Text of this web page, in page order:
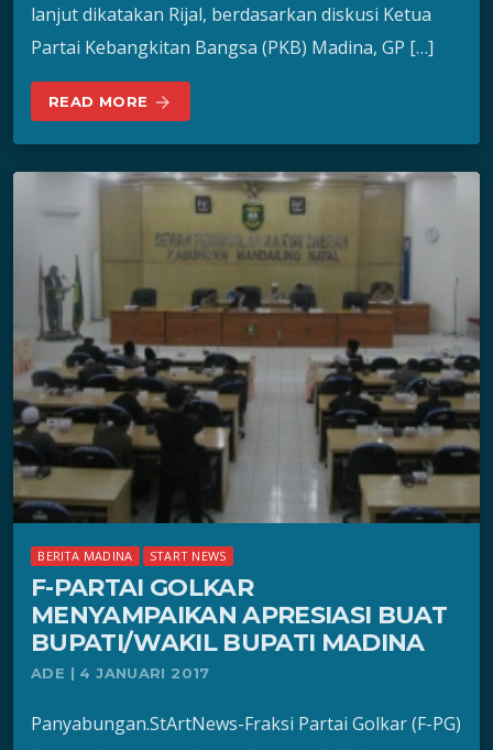
lanjut dikatakan Rijal, berdasarkan diskusi Ketua
Partai Kebangkitan Bangsa (PKB) Madina, GP […]
READ MORE arrow_forward
BERITA MADINA START NEWS
F-PARTAI GOLKAR
MENYAMPAIKAN APRESIASI BUAT
BUPATI/WAKIL BUPATI MADINA
ADE | 4 JANUARI 2017
Panyabungan.StArtNews-Fraksi Partai Golkar (F-PG)